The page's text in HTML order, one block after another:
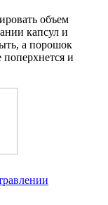
объем
капсул и
а порошок
и